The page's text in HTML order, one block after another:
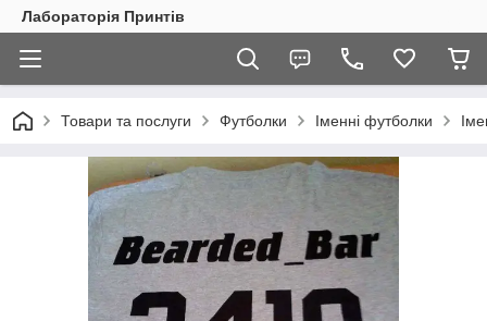
Лабораторія Принтів
Товари та послуги Футболки Іменні футболки